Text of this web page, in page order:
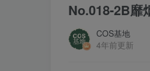
No.018-2B靡
COS基地
4年前更新